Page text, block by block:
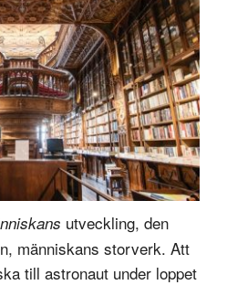
utveckling, den
människans storverk. Att
till astronaut under loppet